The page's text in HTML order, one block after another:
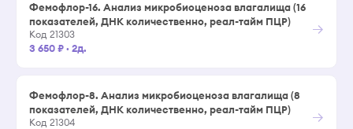
Фемофлор-16. Анализ микробиоценоза влагалища (16
показателей, ДНК количественно, реал-тайм ПЦР)
Код 21303
3 650 ₽· 2д.
→
Фемофлор-8. Анализ микробиоценоза влагалища (8
показателей, ДНК количественно, реал-тайм ПЦР)
Код 21304 →